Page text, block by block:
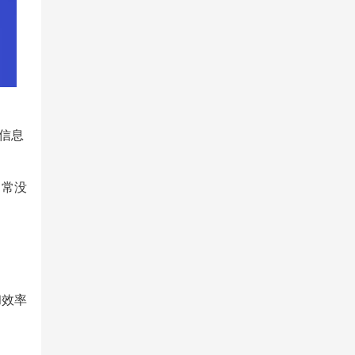
息
没
率